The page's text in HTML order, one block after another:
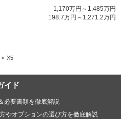
1,170万円～1,485万円
198.7万円～1,271.2万円
X5
イド
必要書類を徹底解説
やオプションの選び方を徹底解説